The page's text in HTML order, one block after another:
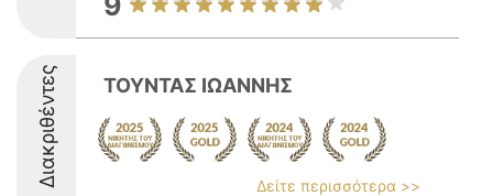
Διακριθέντες ΤΟΥΝΤΑΣ ΙΩΑΝΝΗΣ
Δείτε περισσότερα >>